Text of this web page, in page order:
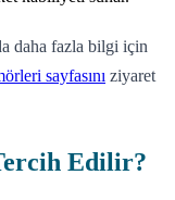
daha fazla bilgi için
sayfasını ziyaret
Edilir?